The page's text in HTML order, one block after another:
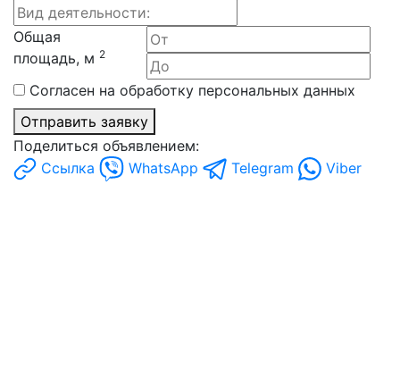
Общая
площадь, м 2
Согласен на обработку персональных данных
Отправить заявку
Поделиться объявлением:
Ссылка
WhatsApp Telegram Viber